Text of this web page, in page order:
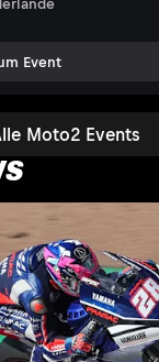
Moto2 Events
Event